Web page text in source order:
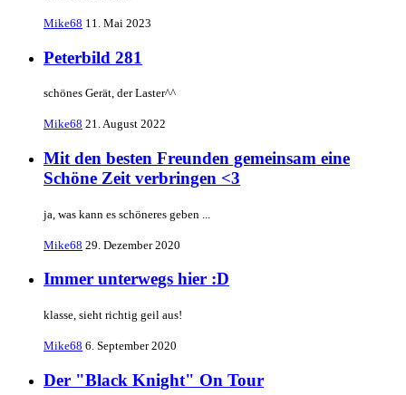
Mike68 11. Mai 2023
Peterbild 281
schönes Gerät, der Laster^^
Mike68 21. August 2022
Mit den besten Freunden gemeinsam eine
Schöne Zeit verbringen <3
ja, was kann es schöneres geben ...
Mike68 29. Dezember 2020
Immer unterwegs hier :D
klasse, sieht richtig geil aus!
Mike68 6. September 2020
Der "Black Knight" On Tour